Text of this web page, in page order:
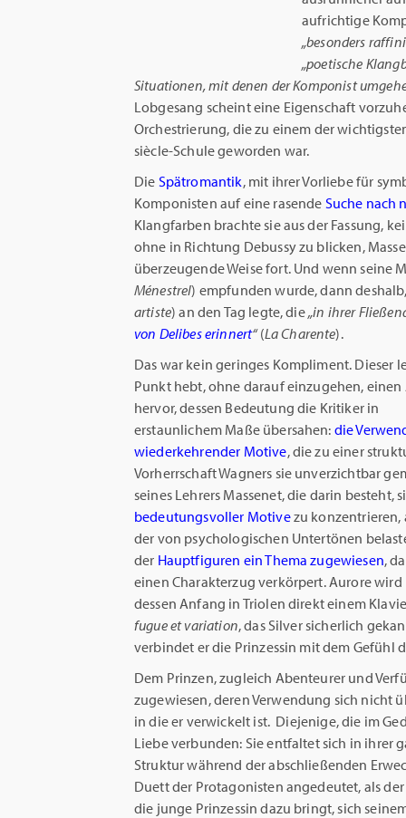
aufrichtige
„besonders
„poetische
Situationen, mit denen der Komponist
Lobgesang scheint eine Eigenschaft
Orchestrierung, die zu einem der
siècle-Schule geworden war.
Die Spätromantik, mit ihrer Vorliebe für
Komponisten auf eine rasende Suche nach
Klangfarben brachte sie aus der Fassung,
ohne in Richtung Debussy zu blicken,
überzeugende Weise fort. Und wenn seine
Ménestrel) empfunden wurde, dann
artiste) an den Tag legte, die„in ihrer
von Delibes erinnert“(La Charente).
Das war kein geringes Kompliment. Dieser
Punkt hebt, ohne darauf einzugehen, einen
hervor, dessen Bedeutung die Kritiker in
erstaunlichem Maße übersahen: die
wiederkehrender Motive, die zu einer
Vorherrschaft Wagners sie unverzichtbar
seines Lehrers Massenet, die darin besteht,
bedeutungsvoller Motivezu konzentrieren,
der von psychologischen Untertönen
der Hauptfiguren ein Thema zugewiesen,
einen Charakterzug verkörpert. Aurore
dessen Anfang in Triolen direkt einem
fugue et variation, das Silver sicherlich
verbindet er die Prinzessin mit dem Gefühl
Dem Prinzen, zugleich Abenteurer und
zugewiesen, deren Verwendung sich nicht
in die er verwickelt ist. Diejenige, die im
Liebe verbunden: Sie entfaltet sich in ihrer
Struktur während der abschließenden
Duett der Protagonisten angedeutet, als
die junge Prinzessin dazu bringt, sich